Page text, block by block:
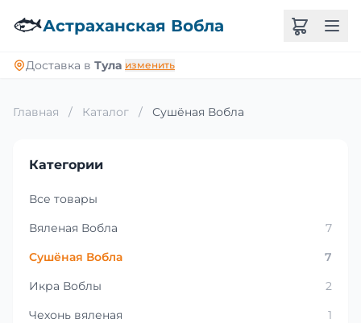
🐟Астраханская Вобла
Доставка в Тула изменить
Главная / Каталог / Сушёная Вобла
Категории
Все товары
Вяленая Вобла
7
Сушёная Вобла
7
Икра Воблы
2
Чехонь вяленая
1